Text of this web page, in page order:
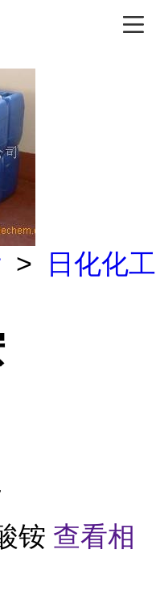
>
日化化工
铵 查看相